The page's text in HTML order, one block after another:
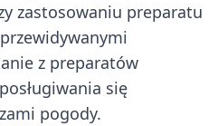
zastosowaniu preparatu
z preparatów
się
pogody.